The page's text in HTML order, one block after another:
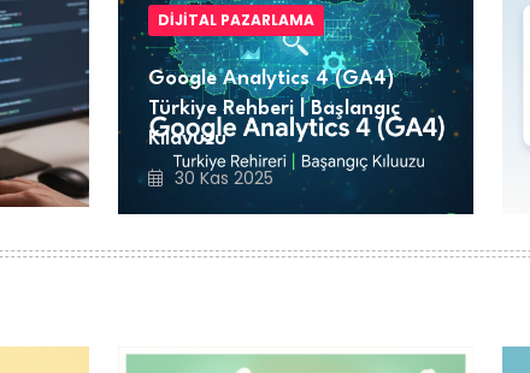
DIJITAL PAZARLAMA
Google Analytics 4 (GA4)
Türkiye Rehberi | Başlangıç
Kılavuzu
30 Kas 2025